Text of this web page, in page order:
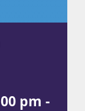
pm -